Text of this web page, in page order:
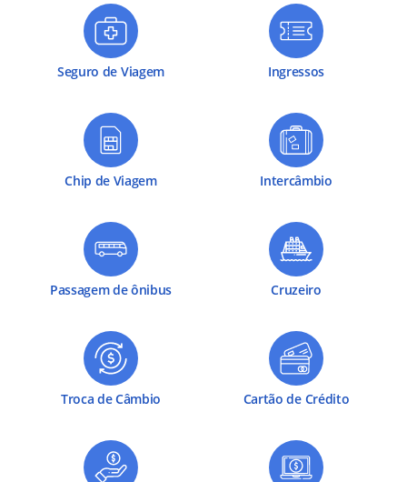
Seguro de Viagem Ingressos
Chip de Viagem Intercâmbio
Passagem de ônibus Cruzeiro
Troca de Câmbio Cartão de Crédito